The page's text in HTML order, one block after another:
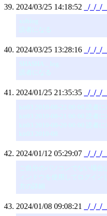
2024/03/25 14:18:52 _/_/_/
xoblog
読者になる
2024/03/25 13:28:16 _/_/
SHASHA _ log.
読者になる
2024/01/25 21:35:35 _/_/
kit03 2010-08-22 00:00 読者に
kit03 2010-08-21 00:00 読者に
kit03 2010-08-20 00:00 読者に
kit03 2010-08
2024/01/12 05:29:07 _/_/
ご自分のパソコンでない場
ィンドウを使用してログイン
2024/01/08 09:08:21 _/_/_/